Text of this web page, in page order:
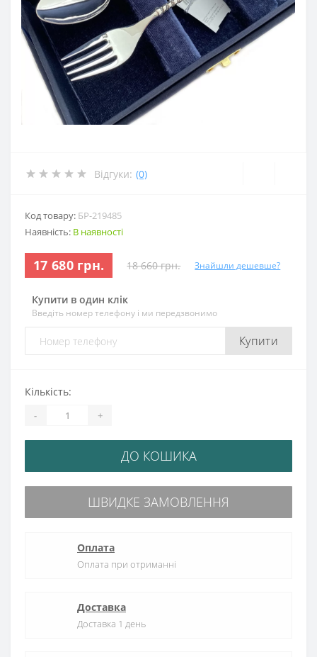
Відгуки: (0)
Код товару: БР-219485
Наявність: В наявності
17 680 грн. 18 660 грн. Знайшли дешевше?
Купити в один клік
Введіть номер телефону і ми передзвонимо
Купити
Кількість:
- +
ДО КОШИКА
ШВИДКЕ ЗАМОВЛЕННЯ
Оплата
Оплата при отриманні
Доставка
Доставка 1 день